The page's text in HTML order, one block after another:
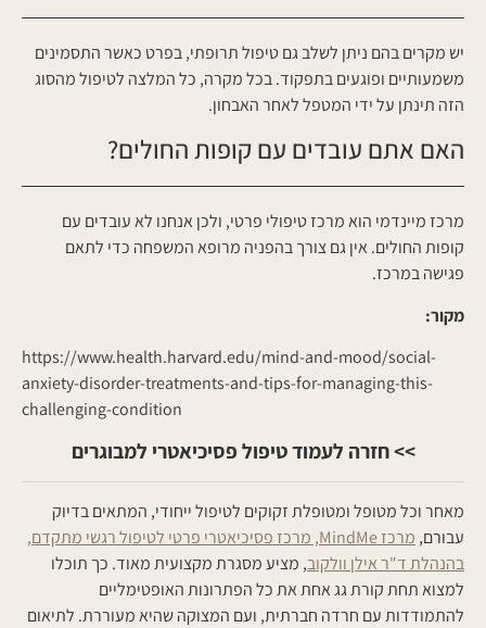
יש מקרים בהם ניתן לשלב גם טיפול תרופתי, בפרט כאשר התסמינים
משמעותיים ופוגעים בתפקוד. בכל מקרה, כל המלצה לטיפול מהסוג
הזה תינתן על ידי המטפל לאחר האבחון.
האם אתם עובדים עם קופות החולים?
מרכז מיינדמי הוא מרכז טיפולי פרטי, ולכן אנחנו לא עובדים עם
קופות החולים. אין גם צורך בהפניה מרופא המשפחה כדי לתאם
פגישה במרכז.
מקור:
https://www.health.harvard.edu/mind-and-mood/social-
anxiety-disorder-treatments-and-tips-for-managing-this-
challenging-condition
>> חזרה לעמוד טיפול פסיכיאטרי למבוגרים
מאחר וכל מטופל ומטופלת זקוקים לטיפול ייחודי, המתאים בדיוק
עבורם,
מרכז MindMe, מרכז פסיכיאטרי פרטי לטיפול רגשי מתקדם,
בהנהלת ד"ר אילן וולקוב, מציע מסגרת מקצועית מאוד. כך תוכלו
למצוא תחת קורת גג אחת את כל הפתרונות האופטימליים
להתמודדות עם חרדה חברתית, ועם המצוקה שהיא מעוררת. לתיאום